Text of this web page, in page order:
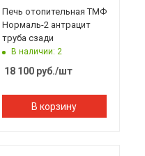
Печь отопительная ТМФ
Нормаль-2 антрацит
труба сзади
В наличии: 2
18 100руб./шт
В корзину